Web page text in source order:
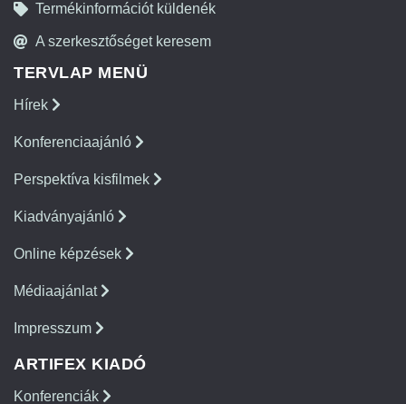
Termékinformációt küldenék
A szerkesztőséget keresem
TERVLAP MENÜ
Hírek
Konferenciaajánló
Perspektíva kisfilmek
Kiadványajánló
Online képzések
Médiaajánlat
Impresszum
ARTIFEX KIADÓ
Konferenciák